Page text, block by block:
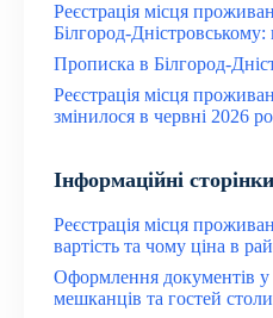
Реєстрація місця
Білгород-
Прописка в Білгород-
Реєстрація місця
змінилося в червні 2026
Інформаційні сторінки
Реєстрація місця
вартість та чому ціна в
Оформлення документів у
мешканців та гостей